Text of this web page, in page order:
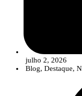
para facilitar o acesso da
promover uma
desafios e a inovação na
Num contexto em que
doenças emergentes, as
julho 2, 2026
Blog, Destaque,